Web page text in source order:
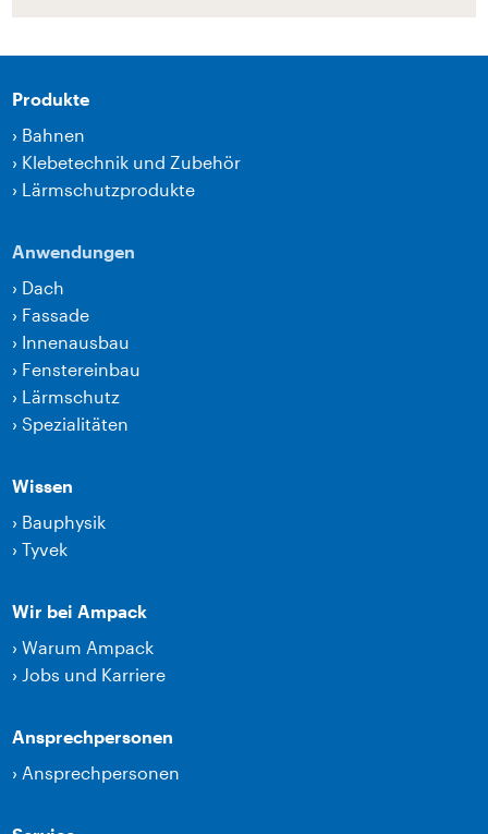
Produkte
› Bahnen
› Klebetechnik und Zubehör
› Lärmschutzprodukte
Anwendungen
› Dach
› Fassade
› Innenausbau
› Fenstereinbau
› Lärmschutz
›Spezialitäten
Wissen
› Bauphysik
›Tyvek
Wir bei Ampack
›Warum Ampack
›Jobs und Karriere
Ansprechpersonen
› Ansprechpersonen